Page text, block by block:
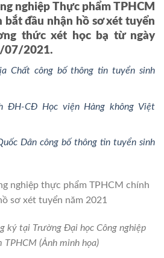
nghiệp Thực phẩm TPHCM
bắt đầu nhận hồ sơ xét tuyển
thức xét học bạ từ ngày
07/2021.
Chất công bố thông tin tuyển sinh
ĐH-CĐ Học viện Hàng không Việt
Dân công bố thông tin tuyển sinh
ký tại Trường Đại học Công nghiệp
TPHCM (Ảnh minh họa)